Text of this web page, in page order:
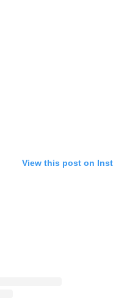
View this post on